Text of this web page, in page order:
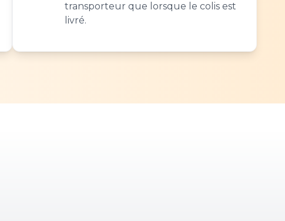
transporteur que lorsque le colis est
livré.